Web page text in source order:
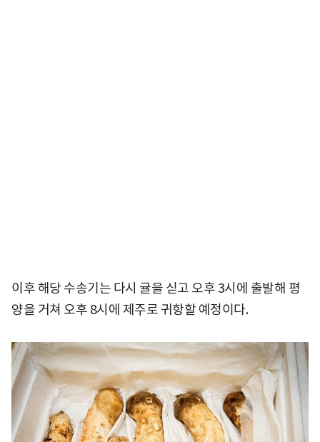
이후 해당 수송기는 다시 귤을 싣고 오후 3시에 출발해 평
양을 거쳐 오후 8시에 제주로 귀항할 예정이다.